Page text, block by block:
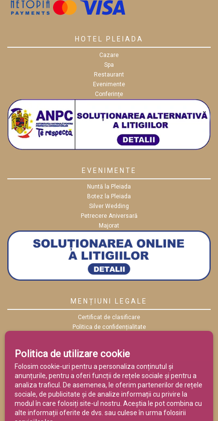
HOTEL PLEIADA
Cazare
Spa
Restaurant
Evenimente
Conferințe
EVENIMENTE
Nuntă la Pleiada
Botez la Pleiada
Silver Wedding
Petrecere Aniversară
Majorat
MENȚIUNI LEGALE
Certificat de clasificare
Politica de confidențialitate
Termeni și condiții
Politica de utilizare cookie
Folosim cookie-uri pentru a personaliza conținutul și
anunțurile, pentru a oferi funcții de rețele sociale și pentru a
analiza traficul. De asemenea, le oferim partenerilor de rețele
sociale, de publicitate și de analize informații cu privire la
modul în care folosiți site-ul nostru. Aceștia le pot combina cu
alte informații oferite de dvs. sau culese în urma folosirii